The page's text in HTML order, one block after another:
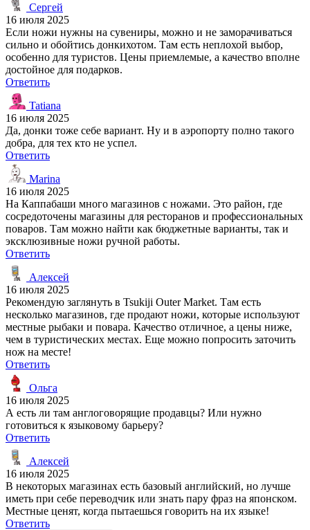
Сергей
16 июля 2025
Если ножи нужны на сувениры, можно и не заморачиваться
сильно и обойтись донкихотом. Там есть неплохой выбор,
особенно для туристов. Цены приемлемые, а качество вполне
достойное для подарков.
Ответить
Tatiana
16 июля 2025
Да, донки тоже себе вариант. Ну и в аэропорту полно такого
добра, для тех кто не успел.
Ответить
Marina
16 июля 2025
На Каппабаши много магазинов с ножами. Это район, где
сосредоточены магазины для ресторанов и профессиональных
поваров. Там можно найти как бюджетные варианты, так и
эксклюзивные ножи ручной работы.
Ответить
Алексей
16 июля 2025
Рекомендую заглянуть в Tsukiji Outer Market. Там есть
несколько магазинов, где продают ножи, которые используют
местные рыбаки и повара. Качество отличное, а цены ниже,
чем в туристических местах. Еще можно попросить заточить
нож на месте!
Ответить
Ольга
16 июля 2025
А есть ли там англоговорящие продавцы? Или нужно
готовиться к языковому барьеру?
Ответить
Алексей
16 июля 2025
В некоторых магазинах есть базовый английский, но лучше
иметь при себе переводчик или знать пару фраз на японском.
Местные ценят, когда пытаешься говорить на их языке!
Ответить